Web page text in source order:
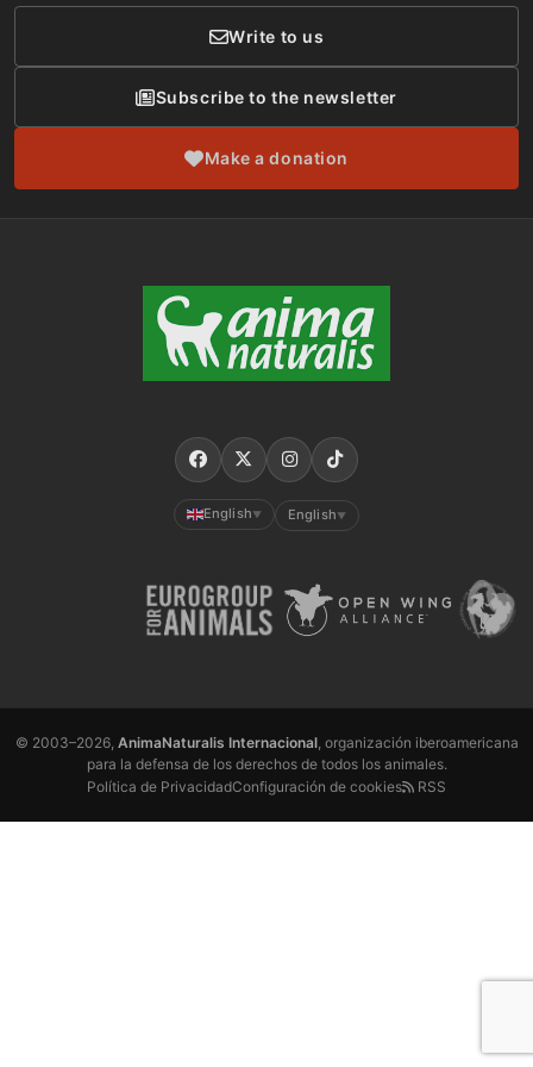
Write to us
Subscribe to the newsletter
Make a donation
English ▼ English ▼
© 2003–2026, AnimaNaturalis Internacional, organización iberoamericana
para la defensa de los derechos de todos los animales.
Política de PrivacidadConfiguración de cookies RSS